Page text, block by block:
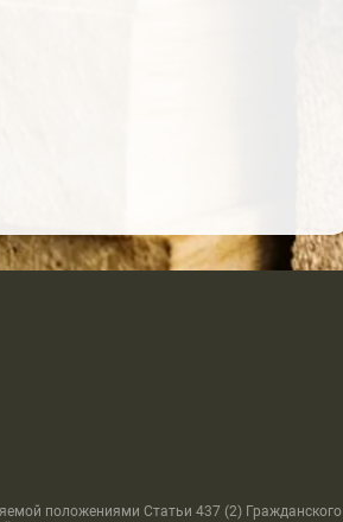
положениями Статьи 437 (2) Гражданского